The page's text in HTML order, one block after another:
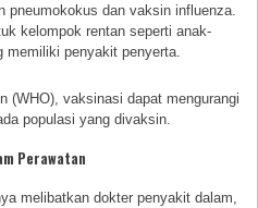
pneumokokus dan vaksin influenza.
kelompok rentan seperti anak-
memiliki penyakit penyerta.
(WHO), vaksinasi dapat mengurangi
populasi yang divaksin.
Perawatan
melibatkan dokter penyakit dalam,